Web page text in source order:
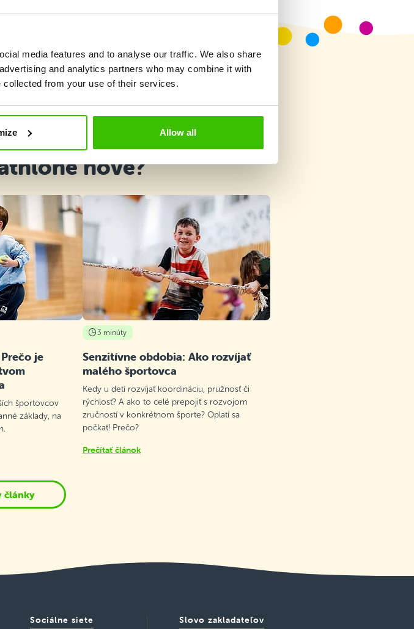
media features and to analyse our traffic. We also share
and analytics partners who may combine it with
collected from your use of their services.
Allow all
kurz
nové?
je
športovcov
základy, na
3 minúty
Senzitívne obdobia: Ako rozvíjať
malého športovca
Kedy u detí rozvíjať koordináciu, pružnosť či
rýchlosť? A ako to celé prepojiť s rozvojom
zručností v konkrétnom športe? Oplatí sa
počkať! Prečo?
Prečítať článok
články
Sociálne siete Slovo zakladateľov